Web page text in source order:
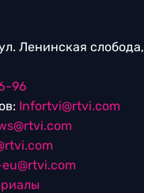
Ленинская слобода,
96
Infortvi@rtvi.com